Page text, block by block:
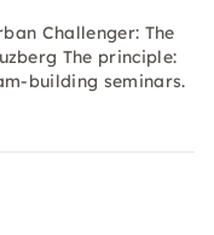
Challenger: The
The principle:
building seminars.